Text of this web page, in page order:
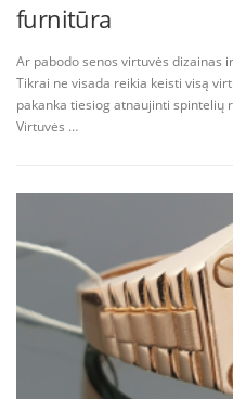
furnitūra
Ar pabodo senos virtuvės dizainas
Tikrai ne visada reikia keisti visą
pakanka tiesiog atnaujinti spintelių
Virtuvės …